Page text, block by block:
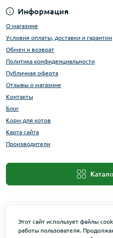
Информация
О магазине
Условия оплаты, доставки и гарантии
Обмен и возврат
Политика конфиденциальности
Публичная оферта
Отзывы о магазине
Контакты
Блог
Корм для котов
Карта сайта
Производители
Этот сайт использует файлы
работы пользователя.